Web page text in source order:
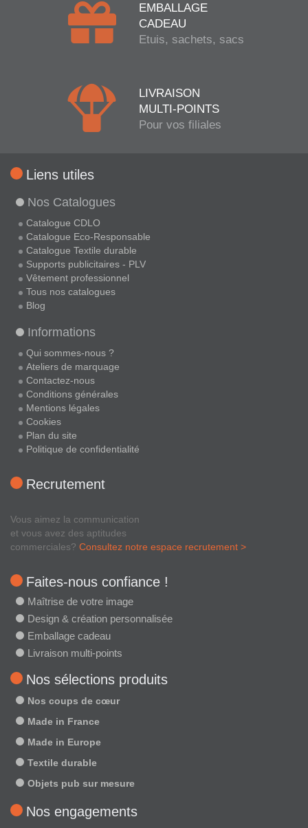
EMBALLAGE
CADEAU
Etuis, sachets, sacs
LIVRAISON
MULTI-POINTS
Pour vos filiales
Liens utiles
Nos Catalogues
Catalogue CDLO
Catalogue Eco-Responsable
Catalogue Textile durable
Supports publicitaires - PLV
Vêtement professionnel
Tous nos catalogues
Blog
Informations
Qui sommes-nous ?
Ateliers de marquage
Contactez-nous
Conditions générales
Mentions légales
Cookies
Plan du site
Politique de confidentialité
Recrutement
Vous aimez la communication
et vous avez des aptitudes
commerciales? Consultez notre espace recrutement >
Faites-nous confiance !
Maîtrise de votre image
Design & création personnalisée
Emballage cadeau
Livraison multi-points
Nos sélections produits
Nos coups de cœur
Made in France
Made in Europe
Textile durable
Objets pub sur mesure
Nos engagements